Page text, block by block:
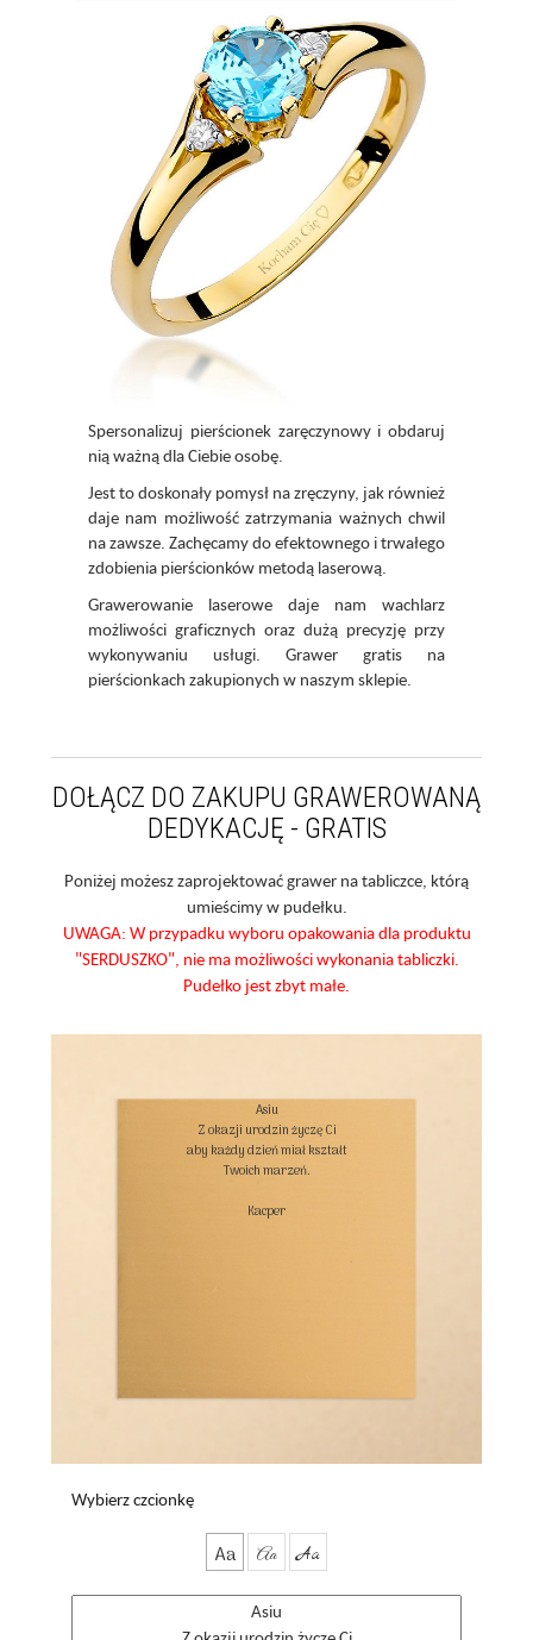
Spersonalizuj pierścionek zaręczynowy i obdaruj
nią ważną dla Ciebie osobę.
Jest to doskonały pomysł na zręczyny, jak również
daje nam możliwość zatrzymania ważnych chwil
na zawsze. Zachęcamy do efektownego i trwałego
zdobienia pierścionków metodą laserową.
Grawerowanie laserowe daje nam wachlarz
możliwości graficznych oraz dużą precyzję przy
wykonywaniu usługi. Grawer gratis na
pierścionkach zakupionych w naszym sklepie.
DOŁĄCZ DO ZAKUPU GRAWEROWANĄ
DEDYKACJĘ - GRATIS
Poniżej możesz zaprojektować grawer na tabliczce, którą
umieścimy w pudełku.
UWAGA: W przypadku wyboru opakowania dla produktu
"SERDUSZKO", nie ma możliwości wykonania tabliczki.
Pudełko jest zbyt małe.
Asiu
Z okazji urodzin życzę Ci
aby każdy dzień miał kształt
Twoich marzeń.
Kacper
Wybierz czcionkę
Aa Aa Aa